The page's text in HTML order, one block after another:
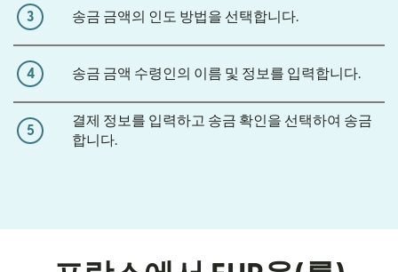
3 송금 금액의 인도 방법을 선택합니다.
4 송금 금액 수령인의 이름 및 정보를 입력합니다.
5
결제 정보를 입력하고 송금 확인을 선택하여 송금
합니다.